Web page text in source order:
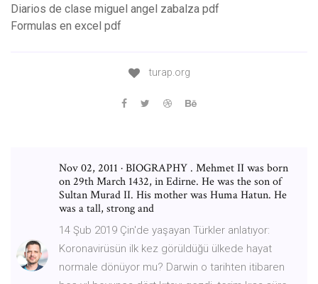
Diarios de clase miguel angel zabalza pdf
Formulas en excel pdf
turap.org
Nov 02, 2011 · BIOGRAPHY . Mehmet II was born
on 29th March 1432, in Edirne. He was the son of
Sultan Murad II. His mother was Huma Hatun. He
was a tall, strong and
14 Şub 2019 Çin'de yaşayan Türkler anlatıyor:
Koronavirüsün ilk kez görüldüğü ülkede hayat
normale dönüyor mu? Darwin o tarihten itibaren